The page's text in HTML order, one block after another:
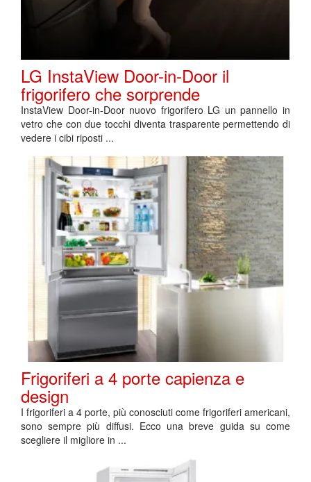
LG InstaView Door-in-Door il
frigorifero che sorprende
InstaView Door-in-Door nuovo frigorifero LG un pannello in
vetro che con due tocchi diventa trasparente permettendo di
vedere i cibi riposti ...
Frigoriferi a 4 porte capienza e
design
I frigoriferi a 4 porte, più conosciuti come frigoriferi americani,
sono sempre più diffusi. Ecco una breve guida su come
scegliere il migliore in ...